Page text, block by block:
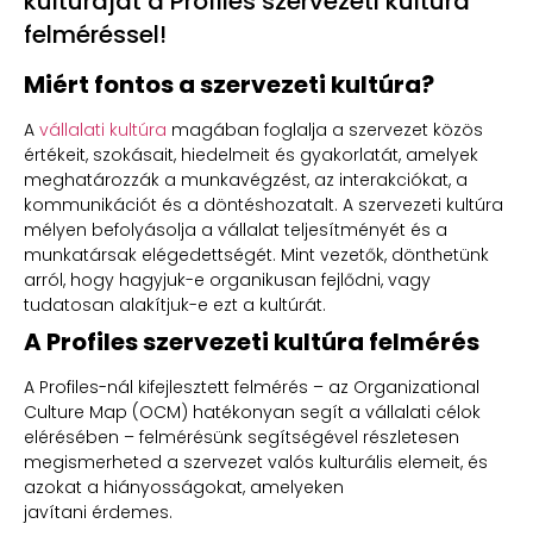
felméréssel!
Miért fontos a szervezeti kultúra?
A vállalati kultúra magában foglalja a szervezet közös
értékeit, szokásait, hiedelmeit és gyakorlatát, amelyek
meghatározzák a munkavégzést, az interakciókat, a
kommunikációt és a döntéshozatalt. A szervezeti kultúra
mélyen befolyásolja a vállalat teljesítményét és a
munkatársak elégedettségét. Mint vezetők, dönthetünk
arról, hogy hagyjuk-e organikusan fejlődni, vagy
tudatosan alakítjuk-e ezt a kultúrát.
A Profiles szervezeti kultúra felmérés
A Profiles-nál kifejlesztett felmérés – az Organizational
Culture Map (OCM) hatékonyan segít a vállalati célok
elérésében – felmérésünk segítségével részletesen
megismerheted a szervezet valós kulturális elemeit, és
azokat a hiányosságokat, amelyeken
javítani érdemes.